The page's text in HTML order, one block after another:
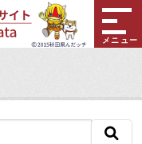
メニュー